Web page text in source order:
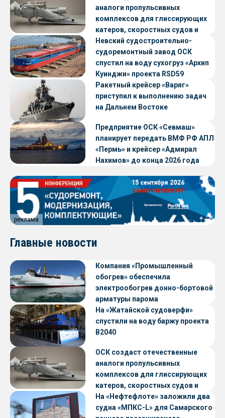
аналоги пропульсивных
комплексов для глиссирующих
катеров, скоростных судов и
судов с малой осадкой
Невский судостроительно-
судоремонтный завод ОСК
спустил на воду сухогруз «Архип
Куинджи» проекта RSD59
Ракетный крейсер «Варяг»
приступил к выполнению задач
на Дальнем Востоке
Предприятие ОСК «Севмаш»
планирует передать ВМФ РФ АПЛ
«Пермь» и крейсер «Адмирал
Нахимов» до конца 2026 года
реклама
Главные новости
Компания «Промышленный
обогрев» обеспечила
электрообогрев донно-бортовой
арматуры парома
«Петропавловск» проекта CNF22
На «Жатайской судоверфи»
спустили на воду баржу проекта
В2040
ОСК создаст отечественные
аналоги пропульсивных
комплексов для глиссирующих
катеров, скоростных судов и
судов с малой осадкой
На «Нефтефлоте» заложили два
судна «МПКС-L» для Самарского